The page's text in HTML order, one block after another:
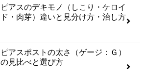
ピアスのデキモノ（しこり・ケロイ
ド・肉芽）違いと見分け方・治し方
ピアスポストの太さ（ゲージ：Ｇ）
の見比べと選び方